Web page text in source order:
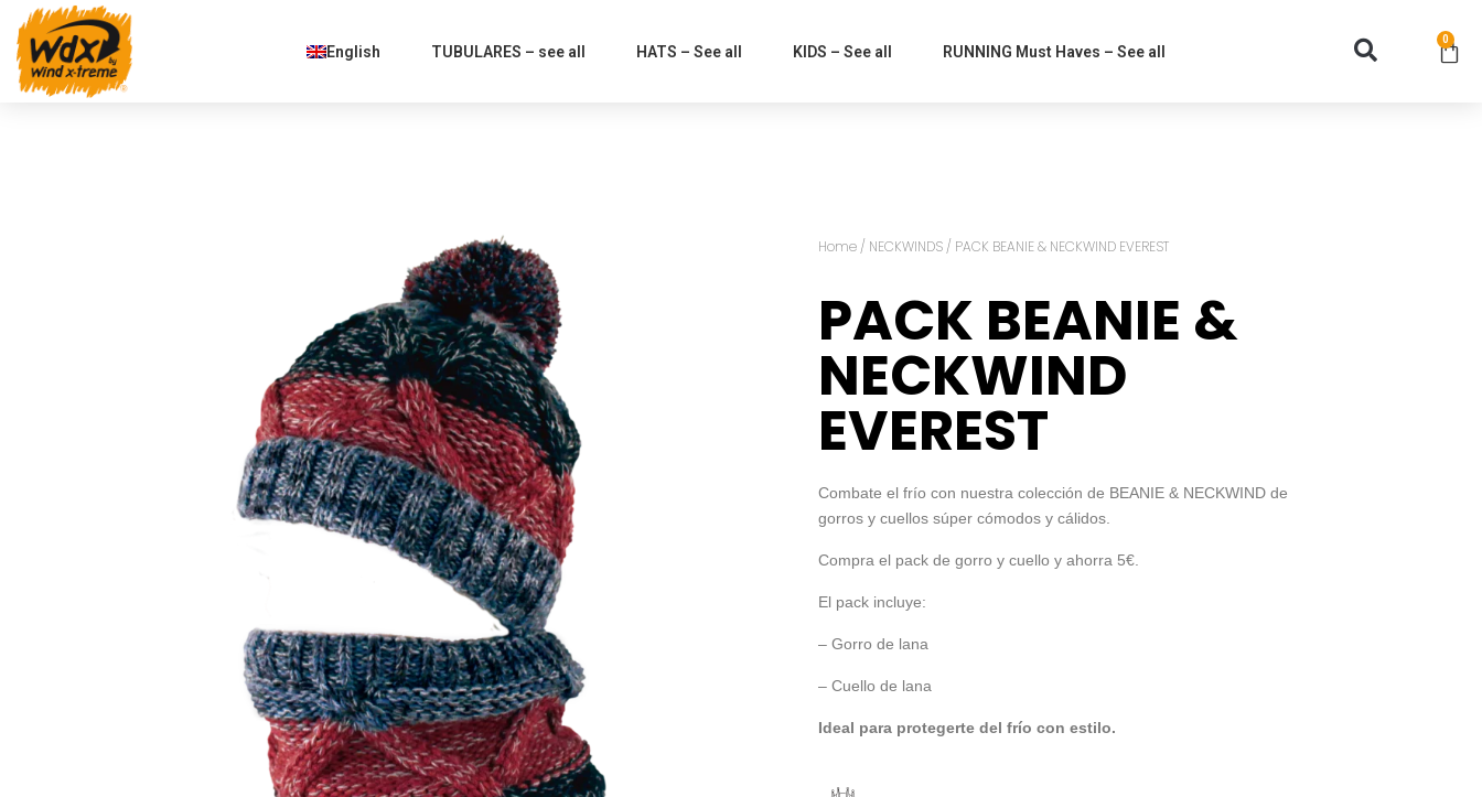
English TUBULARES – see all HATS – See all KIDS – See all RUNNING Must Haves – See all
0
Home / NECKWINDS / PACK BEANIE & NECKWIND EVEREST
PACK BEANIE &
NECKWIND
EVEREST
Combate el frío con nuestra colección de BEANIE & NECKWIND de
gorros y cuellos súper cómodos y cálidos.
Compra el pack de gorro y cuello y ahorra 5€.
El pack incluye:
– Gorro de lana
– Cuello de lana
Ideal para protegerte del frío con estilo.